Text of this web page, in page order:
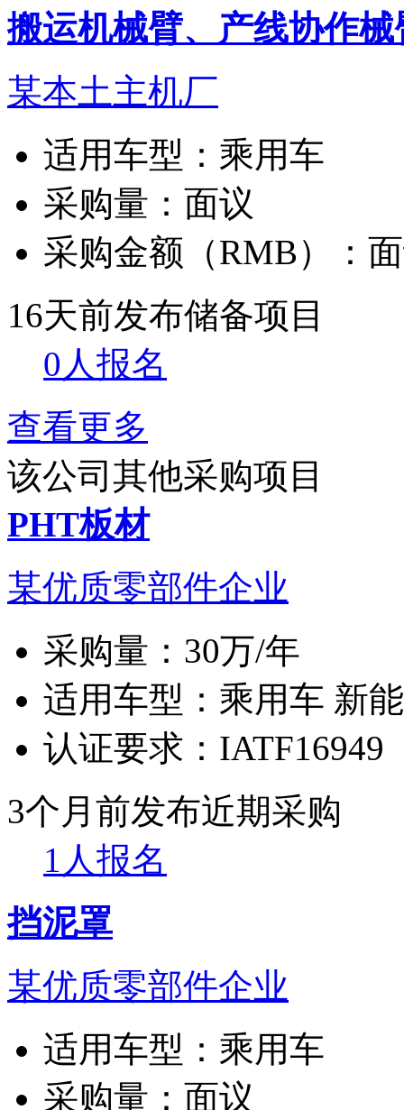
搬运机械臂、产线协作械
某本土主机厂
适用车型： 乘用车
采购量： 面议
采购金额（RMB）：
16天前发布储备项目
0人报名
查看更多
该公司其他采购项目
PHT板材
某优质零部件企业
采购量： 30万/年
适用车型： 乘用车 新
认证要求： IATF16949
3个月前发布近期采购
1人报名
挡泥罩
某优质零部件企业
适用车型： 乘用车
采购量： 面议